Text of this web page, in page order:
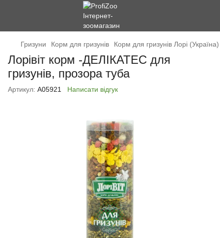
Гризуни Корм для гризунів Корм для гризунів Лорі (Україна)
Лорівіт корм -ДЕЛІКАТЕС для
гризунів, прозора туба
Артикул: А05921 Написати відгук